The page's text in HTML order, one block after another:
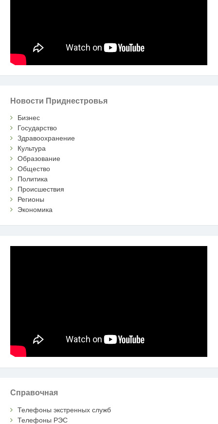
Новости Приднестровья
Бизнес
Государство
Здравоохранение
Культура
Образование
Общество
Политика
Происшествия
Регионы
Экономика
Справочная
Телефоны экстренных служб
Телефоны РЭС